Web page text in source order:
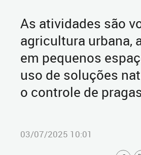
As atividades são
agricultura urbana,
em pequenos
uso de soluções
o controle de
03/07/2025 10:01